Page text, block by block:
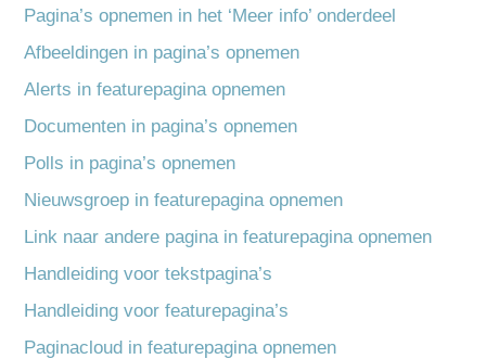
Pagina’s opnemen in het ‘Meer info’ onderdeel
Afbeeldingen in pagina’s opnemen
Alerts in featurepagina opnemen
Documenten in pagina’s opnemen
Polls in pagina’s opnemen
Nieuwsgroep in featurepagina opnemen
Link naar andere pagina in featurepagina opnemen
Handleiding voor tekstpagina’s
Handleiding voor featurepagina’s
Paginacloud in featurepagina opnemen